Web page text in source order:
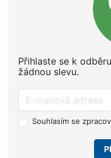
Přihlaste se k
žádnou slevu.
Souhlasím se